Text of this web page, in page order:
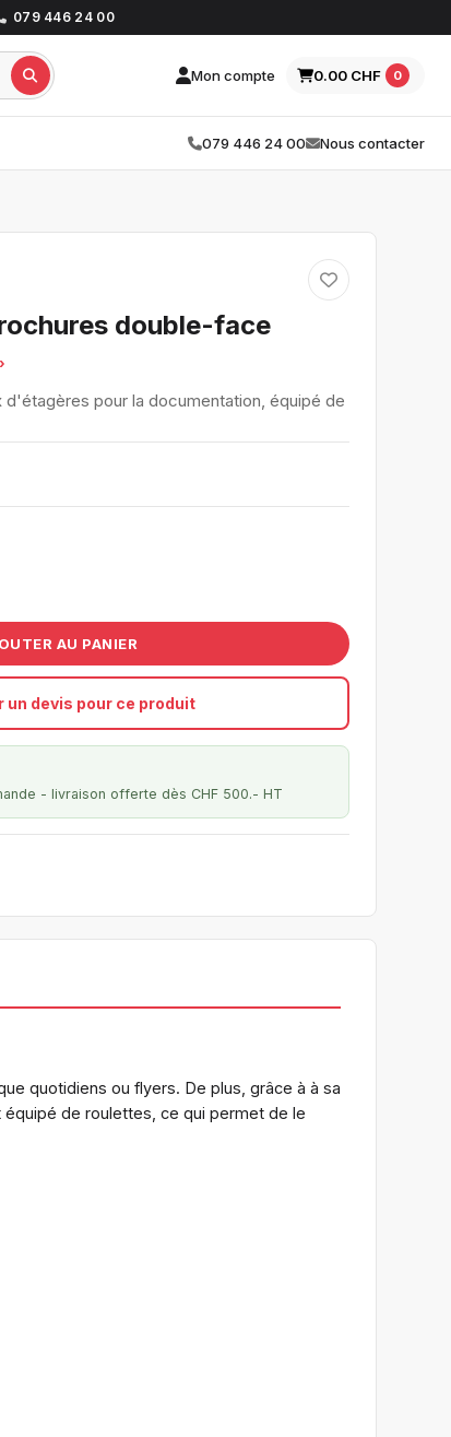
079 446 24 00
Mon compte 0.00 CHF 0
079 446 24 00 Nous contacter
double-face
pour la documentation, équipé de
AU PANIER
un devis pour ce produit
- livraison offerte dès CHF 500.- HT
quotidiens ou flyers. De plus, grâce à à sa
de roulettes, ce qui permet de le